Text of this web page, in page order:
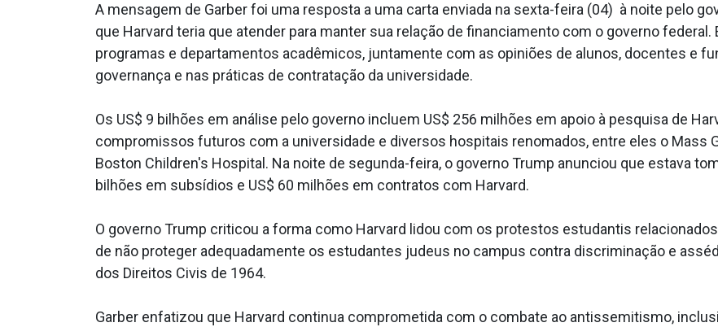
A mensagem de Garber foi uma resposta a uma carta enviada na sexta-feira (04) à noite pelo
que Harvard teria que atender para manter sua relação de financiamento com o governo
programas e departamentos acadêmicos, juntamente com as opiniões de alunos, docentes e
governança e nas práticas de contratação da universidade.
Os US$ 9 bilhões em análise pelo governo incluem US$ 256 milhões em apoio à pesquisa de
compromissos futuros com a universidade e diversos hospitais renomados, entre eles o Mass
Boston Children's Hospital. Na noite de segunda-feira, o governo Trump anunciou que estava
bilhões em subsídios e US$ 60 milhões em contratos com Harvard.
O governo Trump criticou a forma como Harvard lidou com os protestos estudantis
de não proteger adequadamente os estudantes judeus no campus contra discriminação e
dos Direitos Civis de 1964.
Garber enfatizou que Harvard continua comprometida com o combate ao antissemitismo,